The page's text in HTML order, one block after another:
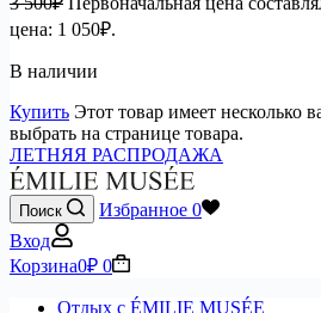
цена: 1 050₽.
В наличии
Купить Этот товар имеет
выбрать на странице товара.
ЛЕТНЯЯ РАСПРОДАЖА
Поиск Избранное 0
Вход
Корзина0₽ 0
Отдых с ÉMILIE MUSÉE